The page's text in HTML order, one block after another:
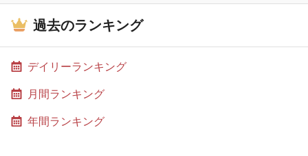
過去のランキング
デイリーランキング
月間ランキング
年間ランキング